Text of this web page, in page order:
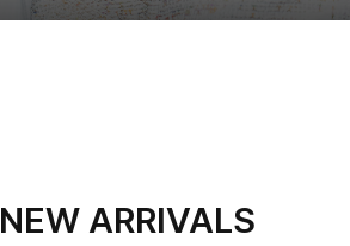
NEW ARRIVALS